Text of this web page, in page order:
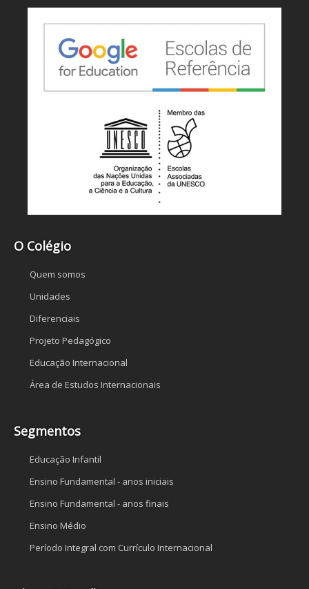
O Colégio
Quem somos
Unidades
Diferenciais
Projeto Pedagógico
Educação Internacional
Área de Estudos Internacionais
Segmentos
Educação Infantil
Ensino Fundamental - anos iniciais
Ensino Fundamental - anos finais
Ensino Médio
Período Integral com Currículo Internacional